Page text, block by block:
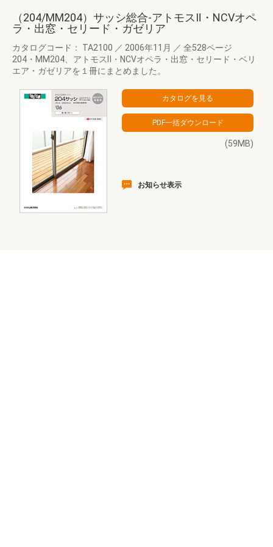
（204/MM204）サッシ総合-アトモスⅡ・NCVオペ
ラ・出窓・セリード・ガゼリア
カタログコード： TA2100 ／ 2006年11月 ／ 全528ページ
204・MM204、アトモスⅡ・NCVオペラ・出窓・セリード・ベリ
エア・ガゼリアを１冊にまとめました。
(59MB)
お知らせ表示